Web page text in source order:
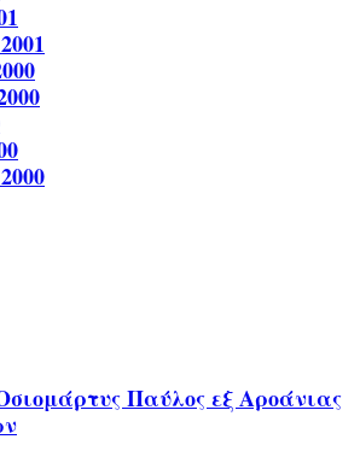
Παύλος εξ Αροάνιας